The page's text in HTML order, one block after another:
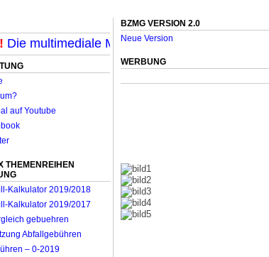
multimediale Mit-Mach-Zeitung für
THEMENREIHEN
BZMG VERSION 2.0
Neue Version
WERBUNG